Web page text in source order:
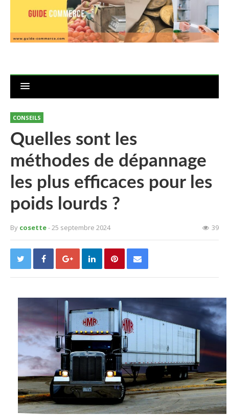
CONSEILS
Quelles sont les
méthodes de dépannage
les plus efficaces pour les
poids lourds ?
By cosette- 25 septembre 2024 39